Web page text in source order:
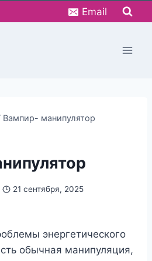
Email
Вампир- манипулятор
21 сентября, 2025
энергетического
обычная манипуляция,